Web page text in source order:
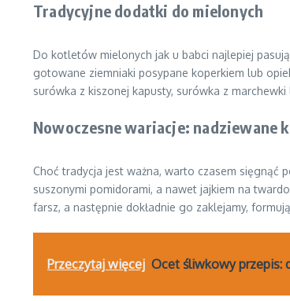
Tradycyjne dodatki do mielonych
Do kotletów mielonych jak u babci najlepiej
gotowane ziemniaki posypane koperkiem lub
surówka z kiszonej kapusty, surówka z
Nowoczesne wariacje: nadziewane
Choć tradycja jest ważna, warto czasem sięgnąć
suszonymi pomidorami, a nawet jajkiem na
farsz, a następnie dokładnie go zaklejamy,
Przeczytaj więcej Ocet śliwkowy przepis: